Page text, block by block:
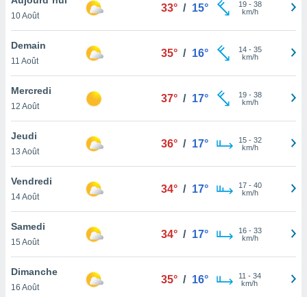
et
»,
au
vous
qu'ils
ou
le
ainsi
un
la
du
10 Août
33° / 15° 19- 38
km/h
Demain
11 Août
35° / 16° 14- 35
km/h
Mercredi
12 Août
37° / 17° 19- 38
km/h
Jeudi
13 Août
36° / 17° 15- 32
km/h
Vendredi
14 Août
34° / 17° 17- 40
km/h
Samedi
15 Août
34° / 17° 16- 33
km/h
Dimanche
16 Août
35° / 16° 11 - 34
km/h